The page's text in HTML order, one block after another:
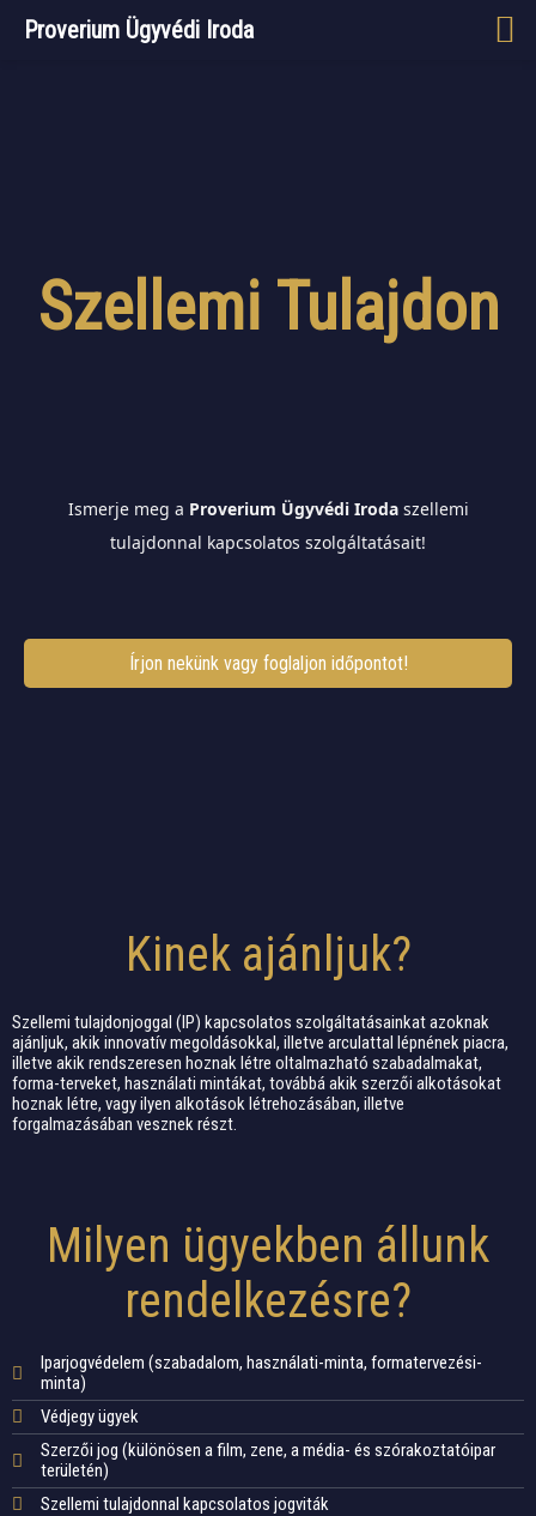
Szellemi Tulajdon
Ismerje meg a Proverium Ügyvédi Irodaszellemi
tulajdonnal kapcsolatos szolgáltatásait!
Írjon nekünk vagy foglaljon időpontot!
Kinek ajánljuk?
Szellemi tulajdonjoggal (IP) kapcsolatos szolgáltatásainkat azoknak
ajánljuk, akik innovatív megoldásokkal, illetve arculattal lépnének piacra,
illetve akik rendszeresen hoznak létre oltalmazható szabadalmakat,
forma-terveket, használati mintákat, továbbá akik szerzői alkotásokat
hoznak létre, vagy ilyen alkotások létrehozásában, illetve
forgalmazásában vesznek részt.
Milyen ügyekben állunk
rendelkezésre?
Iparjogvédelem (szabadalom, használati-minta, formatervezési-
minta)
Védjegy ügyek
Szerzői jog (különösen a film, zene, a média- és szórakoztatóipar
területén)
Szellemi tulajdonnal kapcsolatos jogviták
Proverium Ügyvédi Iroda